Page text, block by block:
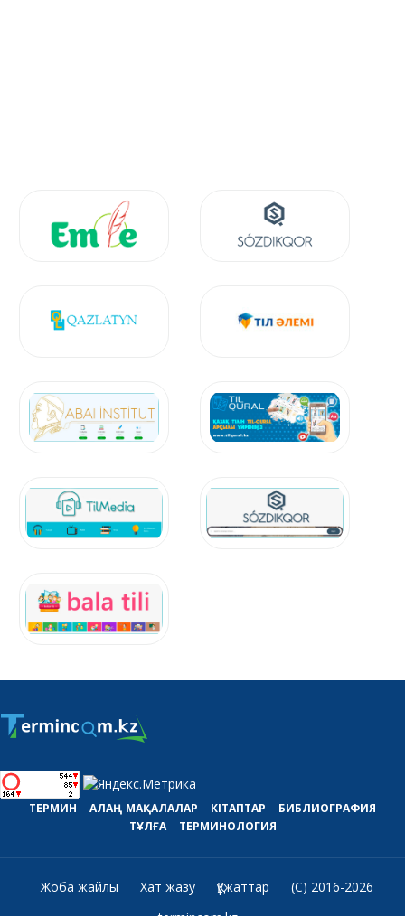
ТЕРМИН АЛАҢ МАҚАЛАЛАР КІТАПТАР
БИБЛИОГРАФИЯ
ТҰЛҒА
ТЕРМИНОЛОГИЯ
Жоба жайлы Хат жазу Құжаттар
(C) 2016-2026